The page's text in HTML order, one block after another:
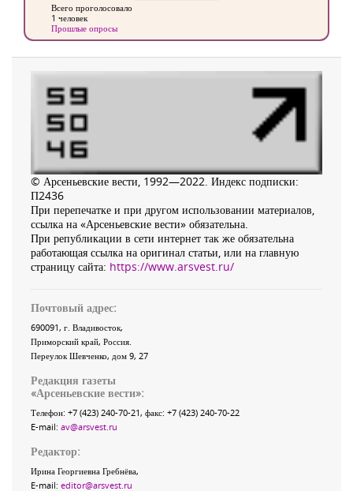
Всего проголосовало
1 человек
Прошлые опросы
© Арсеньевские вести, 1992—2022. Индекс подписки:
П2436
При перепечатке и при другом использовании материалов,
ссылка на «Арсеньевские вести» обязательна.
При републикации в сети интернет так же обязательна
работающая ссылка на оригинал статьи, или на главную
страницу сайта: https://www.arsvest.ru/
Почтовый адрес:
690091, г. Владивосток,
Приморский край, Россия
Переулок Шевченко, дом 9, 27
Редакция газеты
«Арсеньевские вести»:
Телефон: +7 (423) 240-70-21, факс: +7 (423) 240-70-22
E-mail: av@arsvest.ru
Редактор:
Ирина Георгиевна Гребнёва,
E-mail: editor@arsvest.ru